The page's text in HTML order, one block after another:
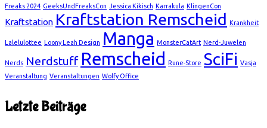
Freaks 2024 GeeksUndFreaksCon Jessica Kikisch Karrakula KlingenCon
Kraftstation Kraftstation Remscheid Krankheit
Lalelulottee Loony Leah Design Manga MonsterCatArt Nerd-Juwelen
Nerds Nerdstuff Remscheid Rune-Store SciFi Vasja
Veranstaltung Veranstaltungen Wolfy Office
Letzte Beiträge